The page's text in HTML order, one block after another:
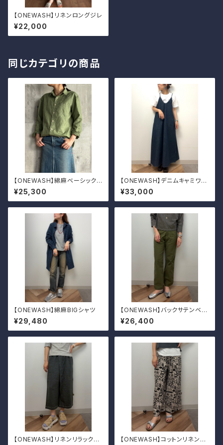
【ONEWASH】リネンロングジレ
¥22,000
同じカテゴリの商品
【ONEWASH】綿麻ベーシックシ
ャツ
¥25,300
【ONEWASH】デニムキャミワン
ピ
¥33,000
【ONEWASH】綿麻BIGシャツ
¥29,480
【ONEWASH】バックサテンベイ
カーパンツ
¥26,400
【ONEWASH】リネンリラックス
【ONEWASH】コットンリネンキ